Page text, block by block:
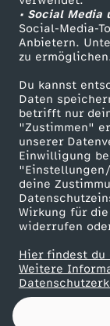
• Social Media
Social-Media-
Anbietern.
zu
Du kannst
Daten
betrifft nur
"Zustimmen"
unserer
Einwilligung
deine
Wirkung für
widerrufen
Hier findest du
Weitere
o
n
e
r
o
b
e
r
ZDF Unternehmen
Karriere
ZDF goes Schule
Werbefernsehen
Mainzelmännchen
Partner